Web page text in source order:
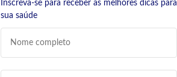
Inscreva-se para receber as melhores dicas para
sua saúde